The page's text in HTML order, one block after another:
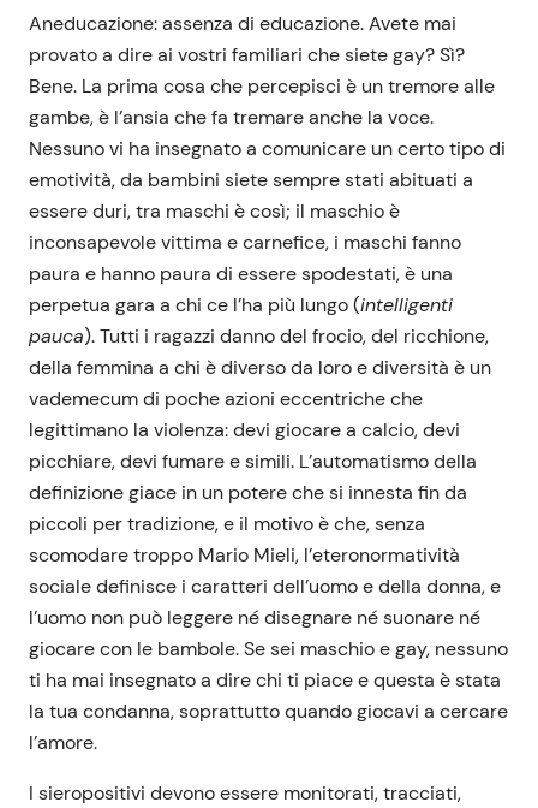
Aneducazione: assenza di educazione. Avete mai
provato a dire ai vostri familiari che siete gay? Sì?
Bene. La prima cosa che percepisci è un tremore alle
gambe, è l’ansia che fa tremare anche la voce.
Nessuno vi ha insegnato a comunicare un certo tipo di
emotività, da bambini siete sempre stati abituati a
essere duri, tra maschi è così; il maschio è
inconsapevole vittima e carnefice, i maschi fanno
paura e hanno paura di essere spodestati, è una
perpetua gara a chi ce l’ha più lungo (intelligenti
pauca). Tutti i ragazzi danno del frocio, del ricchione,
della femmina a chi è diverso da loro e diversità è un
vademecum di poche azioni eccentriche che
legittimano la violenza: devi giocare a calcio, devi
picchiare, devi fumare e simili. L’automatismo della
definizione giace in un potere che si innesta fin da
piccoli per tradizione, e il motivo è che, senza
scomodare troppo Mario Mieli, l’eteronormatività
sociale definisce i caratteri dell’uomo e della donna, e
l’uomo non può leggere né disegnare né suonare né
giocare con le bambole. Se sei maschio e gay, nessuno
ti ha mai insegnato a dire chi ti piace e questa è stata
la tua condanna, soprattutto quando giocavi a cercare
l’amore.
I sieropositivi devono essere monitorati, tracciati,